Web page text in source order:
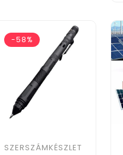
-58%
SZERSZÁMKÉSZLET